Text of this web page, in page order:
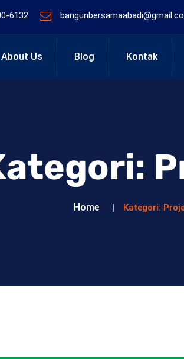
6132
About Us Blog Kontak
Home Kategori: